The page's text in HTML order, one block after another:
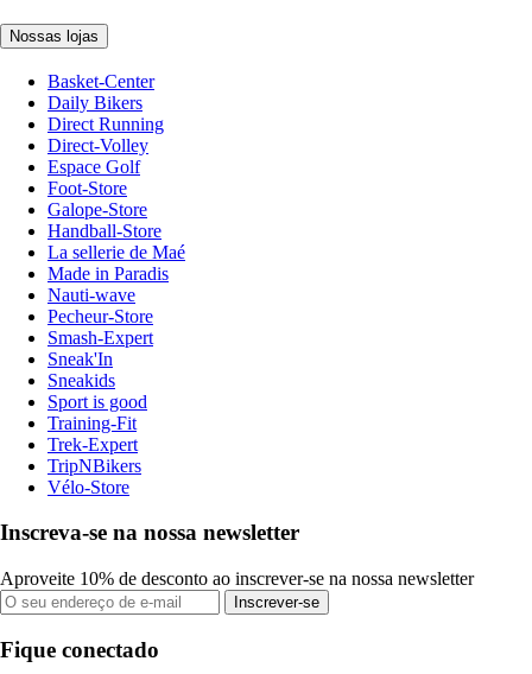
Nossas lojas
Basket-Center
Daily Bikers
Direct Running
Direct-Volley
Espace Golf
Foot-Store
Galope-Store
Handball-Store
La sellerie de Maé
Made in Paradis
Nauti-wave
Pecheur-Store
Smash-Expert
Sneak'In
Sneakids
Sport is good
Training-Fit
Trek-Expert
TripNBikers
Vélo-Store
Inscreva-se na nossa newsletter
Aproveite 10% de desconto ao inscrever-se na nossa newsletter
Inscrever-se
Fique conectado